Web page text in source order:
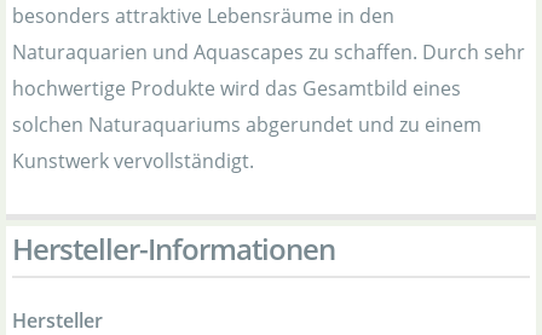
besonders attraktive Lebensräume in den
Naturaquarien und Aquascapes zu schaffen. Durch sehr
hochwertige Produkte wird das Gesamtbild eines
solchen Naturaquariums abgerundet und zu einem
Kunstwerk vervollständigt.
Hersteller-Informationen
Hersteller